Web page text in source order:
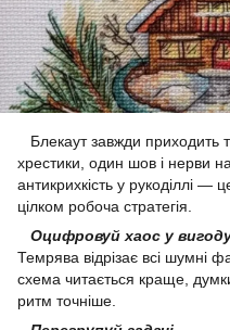
Блекаут завжди приходить
хрестики, один шов і нерви
антикрихкість у рукоділлі —
цілком робоча стратегія.
Оцифровуй хаос у
Темрява відрізає всі шумні
схема читається краще,
ритм точніше.